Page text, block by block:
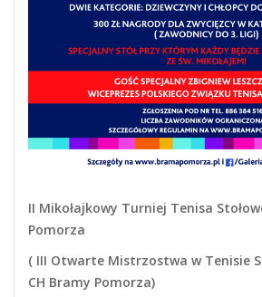
II Mikołajkowy Turniej Tenisa
Pomorza
( III Otwarte Mistrzostwa w Tenisie
CH Bramy Pomorza)